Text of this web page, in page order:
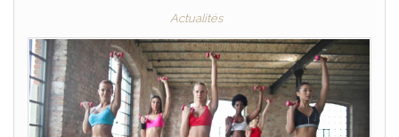
Actualités